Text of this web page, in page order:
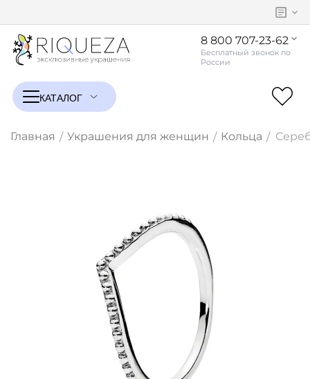
8 800 707-23-62
Главная / Украшения для женщин / Кольца /